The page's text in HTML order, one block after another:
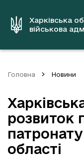
вмістуХарківська
військова
Головна Новини
розвиток
області